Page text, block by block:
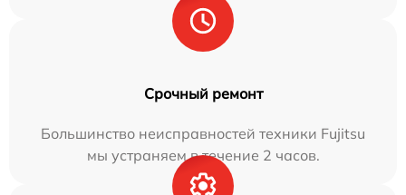
Срочный ремонт
Большинство неисправностей техники Fujitsu
мы устраняем в течение 2 часов.